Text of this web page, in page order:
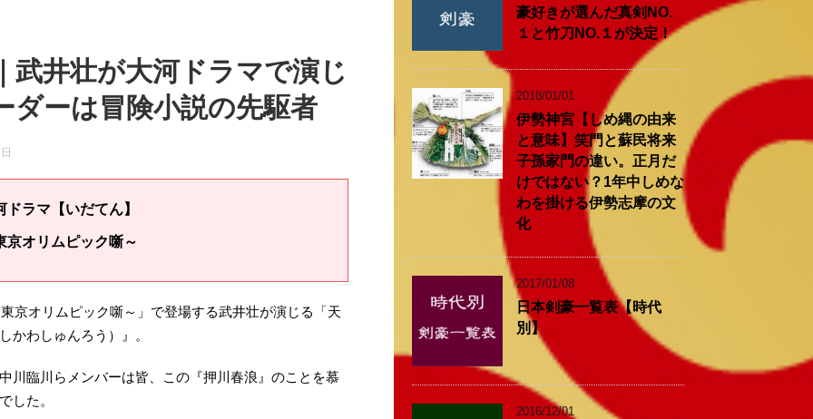
武井壮が大河ドラマで演じ
ダーは冒険小説の先駆者
ドラマ【いだてん】
京オリムピック噺～
京オリムピック噺～」で登場する武井壮が演じる「天
かわしゅんろう）』。
川臨川らメンバーは皆、この『押川春浪』のことを慕
した。
豪好きが選んだ真剣NO.
１と竹刀NO.１が決定！
2018/01/01
伊勢神宮【しめ縄の由来
と意味】笑門と蘇民将来
子孫家門の違い。正月だ
けではない？1年中しめな
わを掛ける伊勢志摩の文
化
2017/01/08
日本剣豪一覧表【時代
別】
2016/12/01